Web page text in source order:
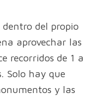
del propio
aprovechar las
recorridos de 1 a
Solo hay que
y las